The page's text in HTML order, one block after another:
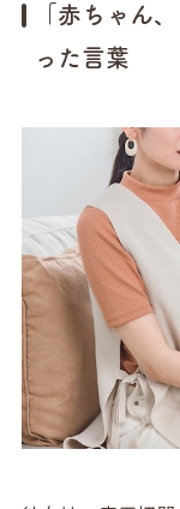
「赤ちゃん
った言葉